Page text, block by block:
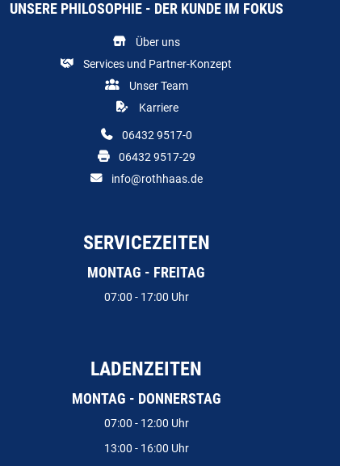
UNSERE PHILOSOPHIE - DER KUNDE IM FOKUS
Über uns
Services und Partner-Konzept
Unser Team
Karriere
06432 9517-0
06432 9517-29
info@rothhaas.de
SERVICEZEITEN
MONTAG - FREITAG
07:00 - 17:00 Uhr
LADENZEITEN
MONTAG - DONNERSTAG
07:00 - 12:00 Uhr
13:00 - 16:00 Uhr